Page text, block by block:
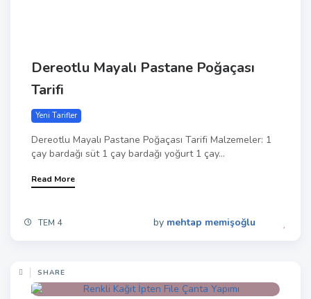
Dereotlu Mayalı Pastane Poğaçası
Tarifi
Yeni Tarifler
Dereotlu Mayalı Pastane Poğaçası Tarifi Malzemeler: 1
çay bardağı süt 1 çay bardağı yoğurt 1 çay...
Read More
TEM 4 by mehtap memişoğlu
SHARE